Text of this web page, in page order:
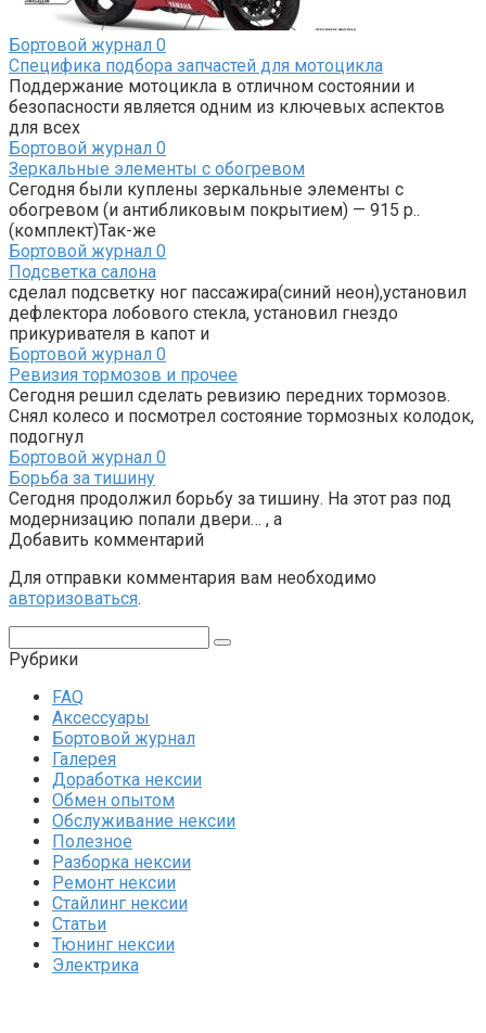
Бортовой журнал 0
Специфика подбора запчастей для мотоцикла
Поддержание мотоцикла в отличном состоянии и
безопасности является одним из ключевых аспектов
для всех
Бортовой журнал 0
Зеркальные элементы с обогревом
Сегодня были куплены зеркальные элементы с
обогревом (и антибликовым покрытием) — 915 р..
(комплект)Так-же
Бортовой журнал 0
Подсветка салона
сделал подсветку ног пассажира(синий неон),установил
дефлектора лобового стекла, установил гнездо
прикуривателя в капот и
Бортовой журнал 0
Ревизия тормозов и прочее
Сегодня решил сделать ревизию передних тормозов.
Снял колесо и посмотрел состояние тормозных колодок,
подогнул
Бортовой журнал 0
Борьба за тишину
Сегодня продолжил борьбу за тишину. На этот раз под
модернизацию попали двери… , а
Добавить комментарий
Для отправки комментария вам необходимо
авторизоваться.
Рубрики
FAQ
Аксессуары
Бортовой журнал
Галерея
Доработка нексии
Обмен опытом
Обслуживание нексии
Полезное
Разборка нексии
Ремонт нексии
Стайлинг нексии
Статьи
Тюнинг нексии
Электрика